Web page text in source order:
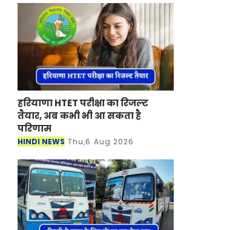
हरियाणा HTET परीक्षा का रिजल्ट
तैयार, अब कभी भी आ सकता है
परिणाम
HINDI NEWS Thu,6 Aug 2026